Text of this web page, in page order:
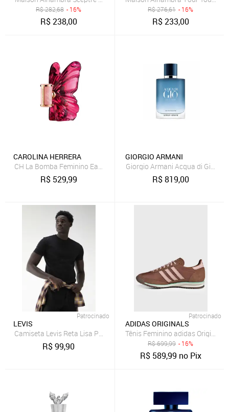
R$282,68 - 16%
R$238,00
R$276,61 - 16%
R$233,00
CAROLINA HERRERA
CH La Bomba Feminino Eau de Parfum 30ml
R$ 529,99
GIORGIO ARMANI
Giorgio Armani Acqua di Giò
R$819,00
Patrocinado
LEVIS
Camiseta Levis Reta Lisa Preta
R$99,90
Patrocinado
ADIDAS ORIGINALS
Tênis Feminino adidas Originals
R$699,99 - 16%
R$ 589,99 no Pix